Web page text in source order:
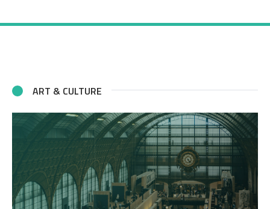
ART & CULTURE